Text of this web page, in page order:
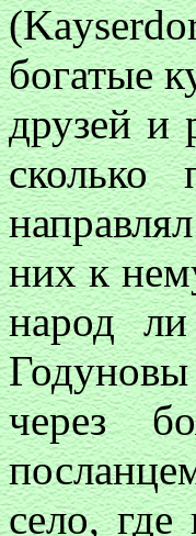
богатые
друзей и
них к
народ
Годуновы
через
село,